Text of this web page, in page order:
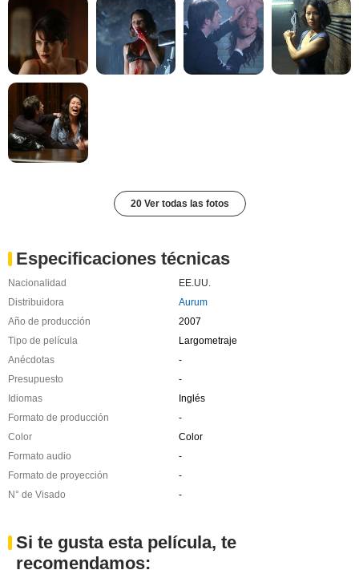
20 Ver todas las fotos
Especificaciones técnicas
Nacionalidad
EE.UU.
Distribuidora
Aurum
Año de producción
2007
Tipo de película
Largometraje
Anécdotas
-
Presupuesto
-
Idiomas
Inglés
Formato de producción
-
Color
Color
Formato audio
-
Formato de proyección
-
N° de Visado
-
Si te gusta esta película, te
recomendamos: